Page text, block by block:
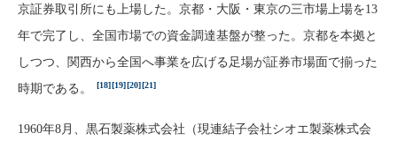
京証券取引所にも上場した。京都・大阪・東京の三市場上場を13
年で完了し、全国市場での資金調達基盤が整った。京都を本拠と
しつつ、関西から全国へ事業を広げる足場が証券市場面で揃った
時期である。
[18][19][20][21]
1960年8月、黒石製薬株式会社（現連結子会社シオエ製薬株式会